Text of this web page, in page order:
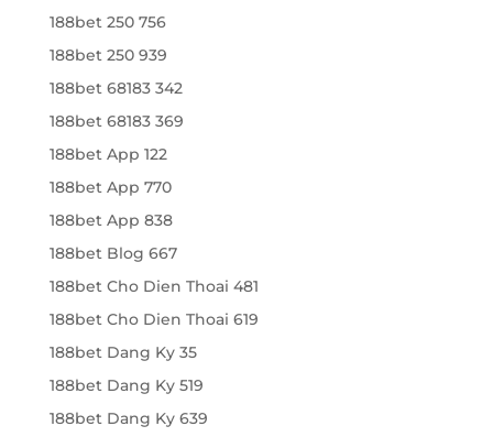
188bet 250 756
188bet 250 939
188bet 68183 342
188bet 68183 369
188bet App 122
188bet App 770
188bet App 838
188bet Blog 667
188bet Cho Dien Thoai 481
188bet Cho Dien Thoai 619
188bet Dang Ky 35
188bet Dang Ky 519
188bet Dang Ky 639